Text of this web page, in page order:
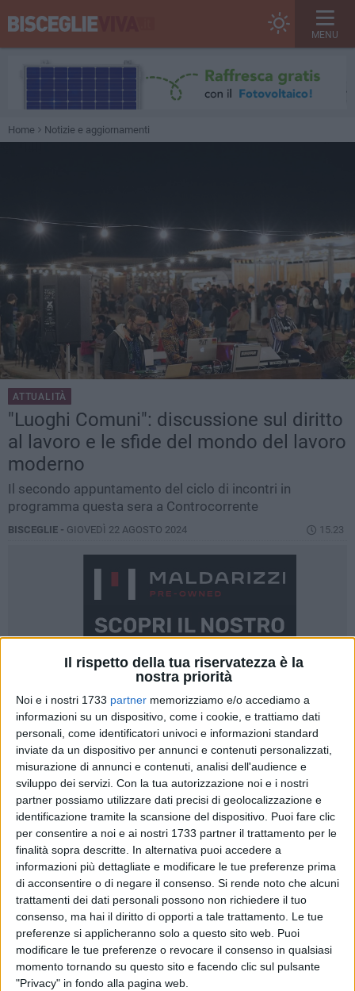
Il rispetto della tua riservatezza è la
nostra priorità
Noi e i nostri 1733 partner memorizziamo e/o accediamo a
informazioni su un dispositivo, come i cookie, e trattiamo dati
personali, come identificatori univoci e informazioni standard
inviate da un dispositivo per annunci e contenuti personalizzati,
misurazione di annunci e contenuti, analisi dell'audience e
sviluppo dei servizi. Con la tua autorizzazione noi e i nostri
partner possiamo utilizzare dati precisi di geolocalizzazione e
identificazione tramite la scansione del dispositivo. Puoi fare clic
per consentire a noi e ai nostri 1733 partner il trattamento per le
finalità sopra descritte. In alternativa puoi accedere a
informazioni più dettagliate e modificare le tue preferenze prima
di acconsentire o di negare il consenso. Si rende noto che alcuni
trattamenti dei dati personali possono non richiedere il tuo
consenso, ma hai il diritto di opporti a tale trattamento. Le tue
preferenze si applicheranno solo a questo sito web. Puoi
modificare le tue preferenze o revocare il consenso in qualsiasi
momento tornando su questo sito e facendo clic sul pulsante
"Privacy" in fondo alla pagina web.
MENU
Home Notizie e aggiornamenti
ATTUALITÀ
"Luoghi Comuni": discussione sul diritto
al lavoro e le sfide del mondo del lavoro
moderno
Il secondo appuntamento del ciclo di incontri in
programma questa sera a Controcorrente
BISCEGLIE - GIOVEDÌ 22 AGOSTO 2024 15.23
2
Giovedì 22 agosto, a partire dalle 20:30, presso
Controcorrente, si terrà il secondo appuntamento del ciclo di
incontri "Luoghi Comuni". Durante questo evento, verranno
affrontate tematiche cruciali legate al mondo del lavoro, tra
cui il significato del "diritto al lavoro", le differenze tra "lavoro
nero" e "lavoro povero", le funzioni e le conseguenze
dell'alternanza scuola-lavoro, e il concetto del "soffitto di
cristallo".